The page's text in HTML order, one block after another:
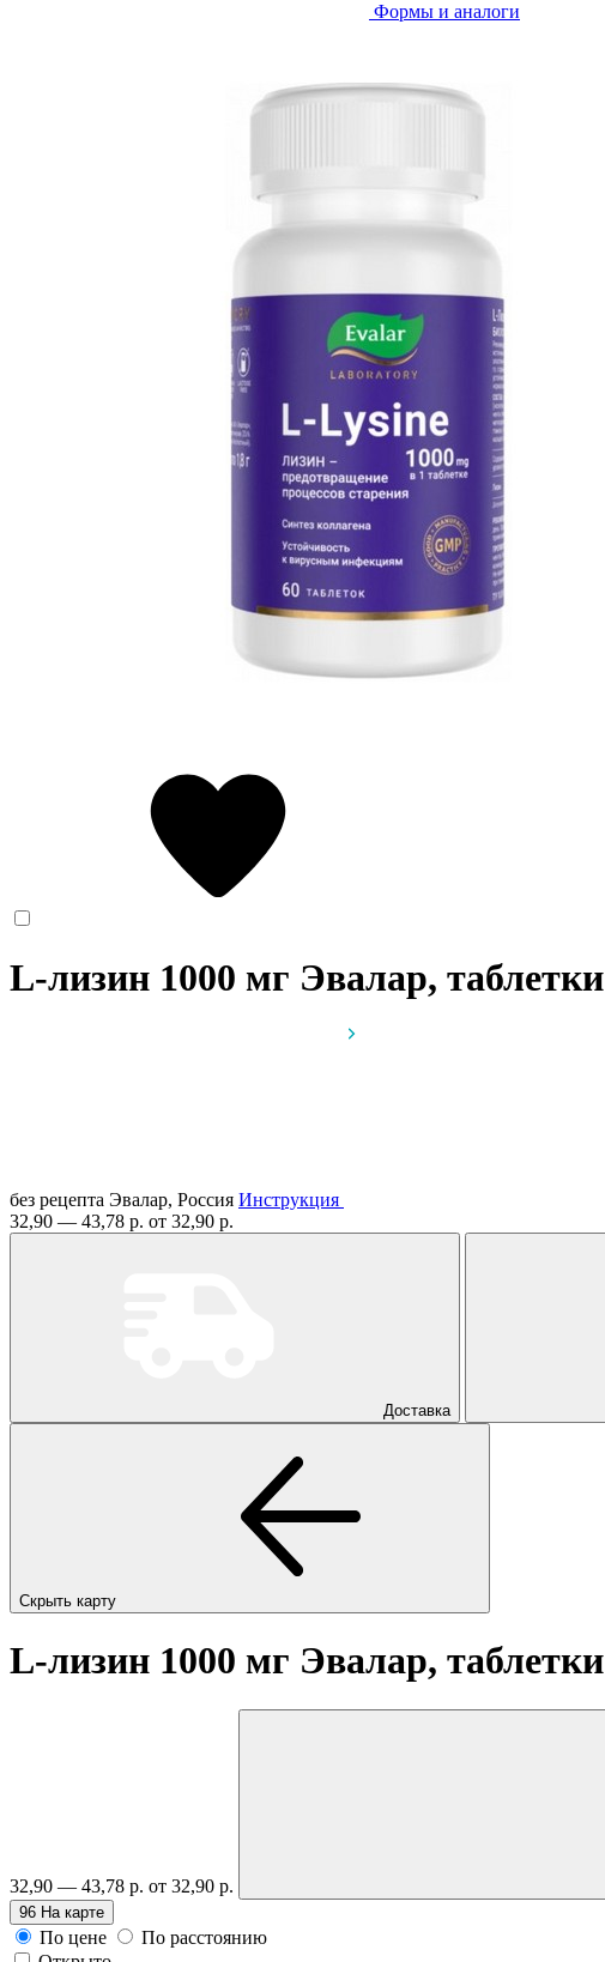
Формы и аналоги
L-лизин 1000 мг Эвалар, таблетки
без рецепта Эвалар, Россия Инструкция
32,90 — 43,78 р. от 32,90 р.
Доставка
Скрыть карту
L-лизин 1000 мг Эвалар, таблетки
32,90 — 43,78 р. от 32,90 р.
96 На карте
По цене
По расстоянию